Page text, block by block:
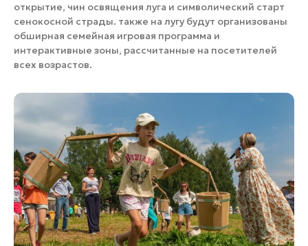
открытие, чин освящения луга и символический старт
сенокосной страды. также на лугу будут организованы
обширная семейная игровая программа и
интерактивные зоны, рассчитанные на посетителей
всех возрастов.